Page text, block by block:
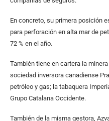
En concreto, su primera posición
para perforación en alta mar de
72 % en el año.
También tiene en cartera la
sociedad inversora canadiense
petróleo y gas; la tabaquera
Grupo Catalana Occidente.
También de la misma gestora,